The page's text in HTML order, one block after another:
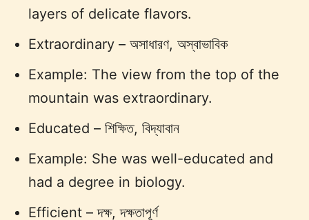
layers of delicate flavors.
Extraordinary – অসাধারণ, অস্বাভাবিক
Example: The view from the top of the
mountain was extraordinary.
Educated – শিক্ষিত, বিদ্যাবান
Example: She was well-educated and
had a degree in biology.
Efficient – দক্ষ, দক্ষতাপূর্ণ